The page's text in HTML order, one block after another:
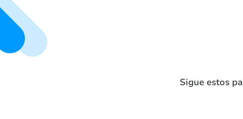
Sigue estos